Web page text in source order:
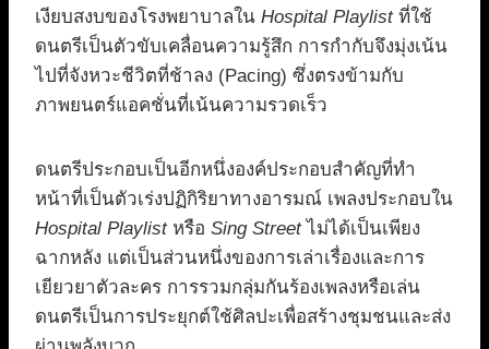
เงียบสงบของโรงพยาบาลใน Hospital Playlistที่ใช้
ดนตรีเป็นตัวขับเคลื่อนความรู้สึก การกำกับจึงมุ่งเน้น
ไปที่จังหวะชีวิตที่ช้าลง (Pacing) ซึ่งตรงข้ามกับ
ภาพยนตร์แอคชั่นที่เน้นความรวดเร็ว
ดนตรีประกอบเป็นอีกหนึ่งองค์ประกอบสำคัญที่ทำ
หน้าที่เป็นตัวเร่งปฏิกิริยาทางอารมณ์ เพลงประกอบใน
Hospital Playlistหรือ Sing Streetไม่ได้เป็นเพียง
ฉากหลัง แต่เป็นส่วนหนึ่งของการเล่าเรื่องและการ
เยียวยาตัวละคร การรวมกลุ่มกันร้องเพลงหรือเล่น
ดนตรีเป็นการประยุกต์ใช้ศิลปะเพื่อสร้างชุมชนและส่ง